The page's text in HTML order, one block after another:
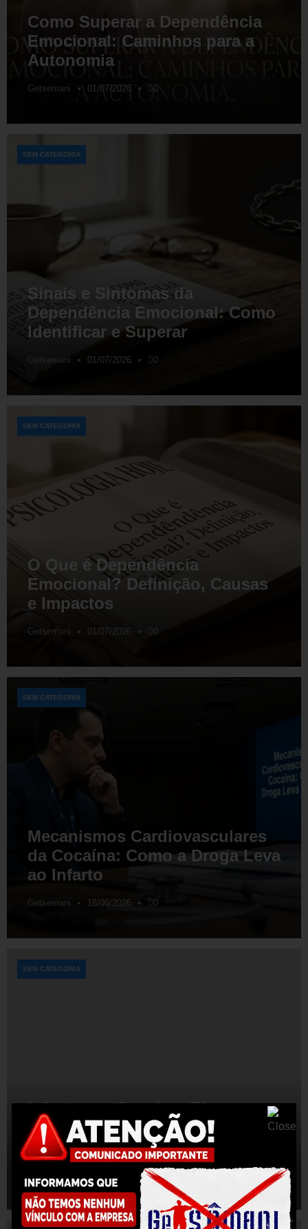
Como Superar a Dependência
Emocional: Caminhos para a
Autonomia
Getsemani 01/07/2026 0
Sinais e Sintomas da
Dependência Emocional: Como
Identificar e Superar
Getsemani 01/07/2026 0
SEM CATEGORIA
O Que é Dependência
Emocional? Definição, Causas
e Impactos
Getsemani 01/07/2026 0
SEM CATEGORIA
Mecanismos Cardiovasculares
da Cocaína: Como a Droga Leva
ao Infarto
Getsemani 16/06/2026 0
SEM CATEGORIA
Infarto por Cocaína: Riscos em
Jovens e a Urgência do
Atendimento Médico
0
SEM CATEGORIA